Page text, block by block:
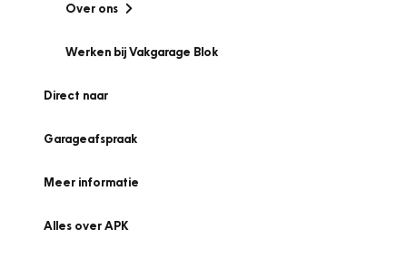
Over ons
Werken bij Vakgarage Blok
Direct naar
Garageafspraak
Meer informatie
Alles over APK